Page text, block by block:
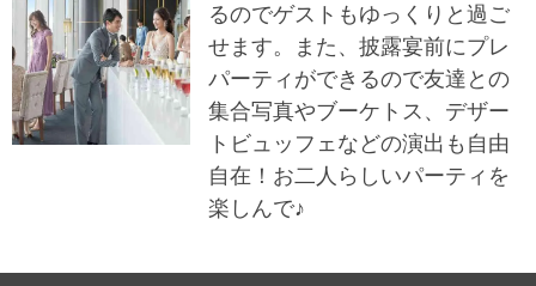
るのでゲストもゆっくりと過ご
せます。また、披露宴前にプレ
パーティができるので友達との
集合写真やブーケトス、デザー
トビュッフェなどの演出も自由
自在！お二人らしいパーティを
楽しんで♪